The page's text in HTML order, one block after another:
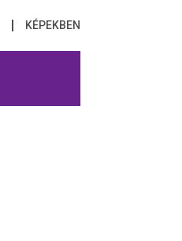
KÉPEKBEN